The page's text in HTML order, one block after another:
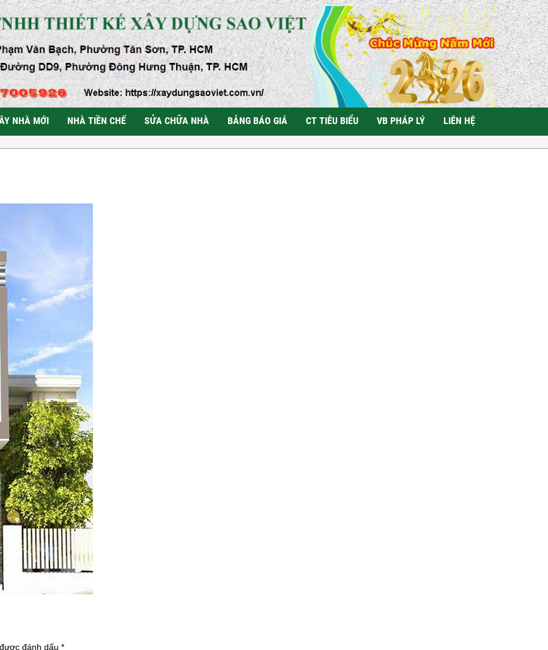
NHÀ MỚI NHÀ TIỀN CHẾ SỬA CHỮA NHÀ BẢNG BÁO GIÁ CT TIÊU BIỂU VB PHÁP LÝ LIÊN HỆ
đánh dấu *